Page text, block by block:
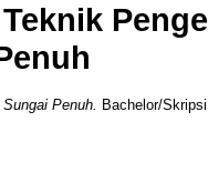
Penuh.
Bachelor/